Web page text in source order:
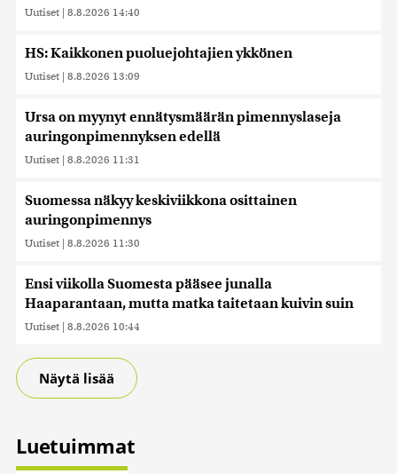
Uutiset | 8.8.2026 14:40
HS: Kaikkonen puoluejohtajien ykkönen
Uutiset | 8.8.2026 13:09
Ursa on myynyt ennätysmäärän pimennyslaseja
auringonpimennyksen edellä
Uutiset | 8.8.2026 11:31
Suomessa näkyy keskiviikkona osittainen
auringonpimennys
Uutiset | 8.8.2026 11:30
Ensi viikolla Suomesta pääsee junalla
Haaparantaan, mutta matka taitetaan kuivin suin
Uutiset | 8.8.2026 10:44
Näytä lisää
Luetuimmat